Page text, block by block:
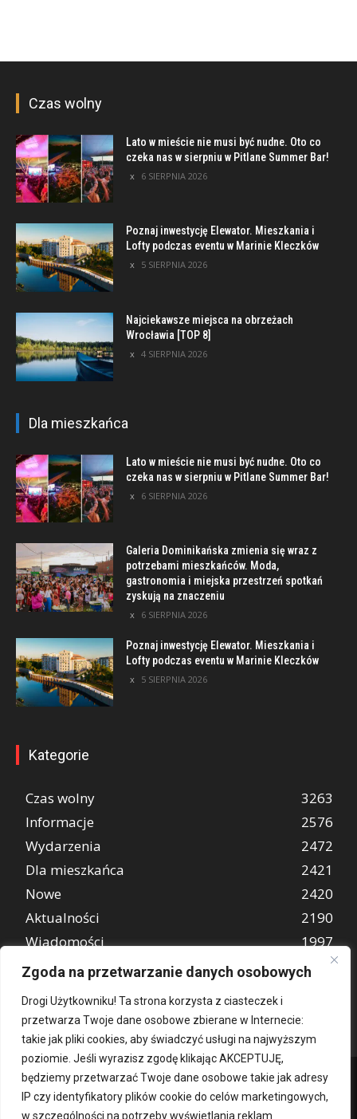
Zgoda na przetwarzanie danych osobowych
Drogi Użytkowniku! Ta strona korzysta z ciasteczek i
przetwarza Twoje dane osobowe zbierane w Internecie:
takie jak pliki cookies, aby świadczyć usługi na najwyższym
poziomie. Jeśli wyrazisz zgodę klikając AKCEPTUJĘ,
będziemy przetwarzać Twoje dane osobowe takie jak adresy
IP czy identyfikatory plików cookie do celów marketingowych,
w szczególności na potrzeby wyświetlania reklam
Czas wolny
Lato w mieście nie musi być nudne. Oto co
czeka nas w sierpniu w Pitlane Summer Bar!
6 SIERPNIA 2026
Poznaj inwestycję Elewator. Mieszkania i
Lofty podczas eventu w Marinie Kleczków
5 SIERPNIA 2026
Najciekawsze miejsca na obrzeżach
Wrocławia [TOP 8]
4 SIERPNIA 2026
Dla mieszkańca
Lato w mieście nie musi być nudne. Oto co
czeka nas w sierpniu w Pitlane Summer Bar!
6 SIERPNIA 2026
Galeria Dominikańska zmienia się wraz z
potrzebami mieszkańców. Moda,
gastronomia i miejska przestrzeń spotkań
zyskują na znaczeniu
6 SIERPNIA 2026
Poznaj inwestycję Elewator. Mieszkania i
Lofty podczas eventu w Marinie Kleczków
5 SIERPNIA 2026
Kategorie
Czas wolny
3263
Informacje
2576
Wydarzenia
2472
Dla mieszkańca
2421
Nowe
2420
Aktualności
2190
Wiadomości
1997
REKLAMA
849